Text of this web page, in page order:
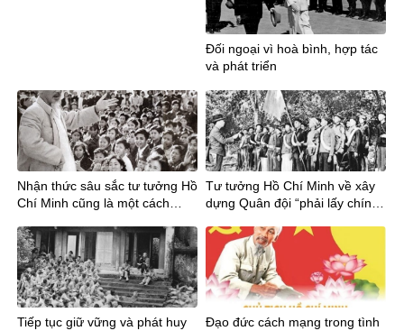
Đối ngoại vì hoà bình, hợp tác
và phát triển
Nhận thức sâu sắc tư tưởng Hồ
Chí Minh cũng là một cách
tưởng chính trị
Tư tưởng Hồ Chí Minh về xây
dựng Quân đội “phải lấy chính
hiện thực
Tiếp tục giữ vững và phát huy
Đạo đức cách mạng trong tình